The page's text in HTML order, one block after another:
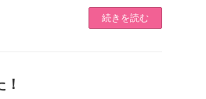
続きを読む